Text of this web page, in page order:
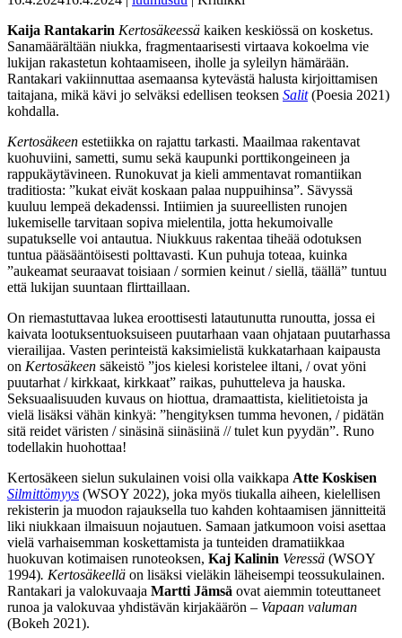
Kaija Rantakarin Kertosäkeessä kaiken keskiössä on kosketus.
Sanamäärältään niukka, fragmentaarisesti virtaava kokoelma vie
lukijan rakastetun kohtaamiseen, iholle ja syleilyn hämärään.
Rantakari vakiinnuttaa asemaansa kytevästä halusta kirjoittamisen
taitajana, mikä kävi jo selväksi edellisen teoksen Salit(Poesia 2021)
kohdalla.
Kertosäkeen estetiikka on rajattu tarkasti. Maailmaa rakentavat
kuohuviini, sametti, sumu sekä kaupunki porttikongeineen ja
rappukäytävineen. Runokuvat ja kieli ammentavat romantiikan
traditiosta: ”kukat eivät koskaan palaa nuppuihinsa”. Sävyssä
kuuluu lempeä dekadenssi. Intiimien ja suureellisten runojen
lukemiselle tarvitaan sopiva mielentila, jotta hekumoivalle
supatukselle voi antautua. Niukkuus rakentaa tiheää odotuksen
tuntua pääsääntöisesti polttavasti. Kun puhuja toteaa, kuinka
”aukeamat seuraavat toisiaan / sormien keinut / siellä, täällä” tuntuu
että lukijan suuntaan flirttaillaan.
On riemastuttavaa lukea eroottisesti latautunutta runoutta, jossa ei
kaivata lootuksentuoksuiseen puutarhaan vaan ohjataan puutarhassa
vierailijaa. Vasten perinteistä kaksimielistä kukkatarhaan kaipausta
on Kertosäkeen säkeistö ”jos kielesi koristelee iltani, / ovat yöni
puutarhat / kirkkaat, kirkkaat” raikas, puhutteleva ja hauska.
Seksuaalisuuden kuvaus on hiottua, dramaattista, kielitietoista ja
vielä lisäksi vähän kinkyä: ”hengityksen tumma hevonen, / pidätän
sitä reidet väristen / sinäsinä siinäsiinä // tulet kun pyydän”. Runo
todellakin huohottaa!
Kertosäkeen sielun sukulainen voisi olla vaikkapa Atte Koskisen
Silmittömyys (WSOY 2022), joka myös tiukalla aiheen, kielellisen
rekisterin ja muodon rajauksella tuo kahden kohtaamisen jännitteitä
liki niukkaan ilmaisuun nojautuen. Samaan jatkumoon voisi asettaa
vielä varhaisemman koskettamista ja tunteiden dramatiikkaa
huokuvan kotimaisen runoteoksen, Kaj Kalinin Veressä (WSOY
1994). Kertosäkeellä on lisäksi vieläkin läheisempi teossukulainen.
Rantakari ja valokuvaaja Martti Jämsä ovat aiemmin toteuttaneet
runoa ja valokuvaa yhdistävän kirjakäärön – Vapaan valuman
(Bokeh 2021).